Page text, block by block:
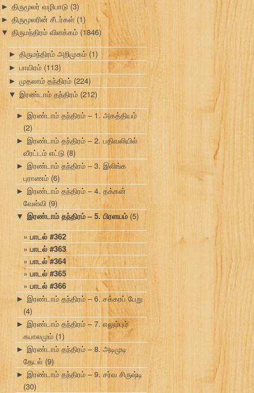
► திருமூலர் வழிபாடு (3)
► திருமூலரின் சீடர்கள் (1)
▼ திருமந்திரம் விளக்கம் (1846)
► திருமந்திரம் அறிமுகம் (1)
► பாயிரம் (113)
► முதலாம் தந்திரம் (224)
▼ இரண்டாம் தந்திரம் (212)
► இரண்டாம் தந்திரம் – 1. அகத்தியம்
(2)
► இரண்டாம் தந்திரம் – 2. பதிவலியில்
வீரட்டம் எட்டு (8)
► இரண்டாம் தந்திரம் – 3. இலிங்க
புராணம் (6)
► இரண்டாம் தந்திரம் – 4. தக்கன்
வேள்வி (9)
▼ இரண்டாம் தந்திரம் – 5. பிரளயம்(5)
பாடல் #362
பாடல் #363
பாடல் #364
பாடல் #365
பாடல் #366
► இரண்டாம் தந்திரம் – 6. சக்கரப் பேறு
(4)
► இரண்டாம் தந்திரம் – 7. எலும்பும்
கபாலமும் (1)
► இரண்டாம் தந்திரம் – 8. அடிமுடி
தேடல் (9)
► இரண்டாம் தந்திரம் – 9. சர்வ சிருஷ்டி
(30)